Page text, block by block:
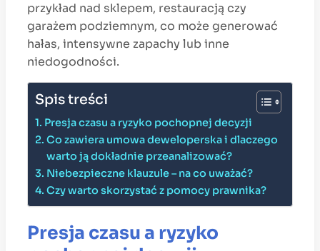
przykład nad sklepem, restauracją czy
garażem podziemnym, co może generować
hałas, intensywne zapachy lub inne
niedogodności.
Spis treści
Presja czasu a ryzyko pochopnej decyzji
Co zawiera umowa deweloperska i dlaczego
warto ją dokładnie przeanalizować?
Niebezpieczne klauzule – na co uważać?
Czy warto skorzystać z pomocy prawnika?
Presja czasu a ryzyko